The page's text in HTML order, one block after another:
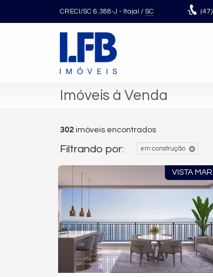
CRECI/SC 6.388-J - Itajaí / SC (47)
Imóveis à Venda
302 imóveis encontrados
Filtrando por: em construção
VISTA MAR